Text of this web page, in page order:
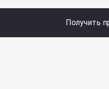
сайта, уникального
предпочтительного
Получить